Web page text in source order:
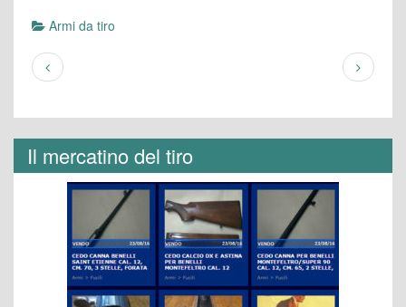
Armi da tiro
Il mercatino del tiro